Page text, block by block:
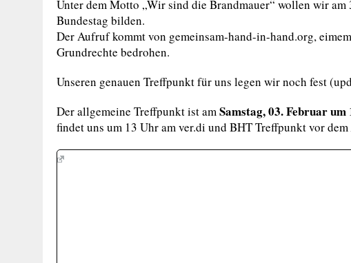
Unter dem Motto „Wir sind die Brandmauer“ wollen wir
Bundestag bilden.
Der Aufruf kommt von gemeinsam-hand-in-hand.org,
Grundrechte bedrohen.
Unseren genauen Treffpunkt für uns legen wir noch fest
Der allgemeine Treffpunkt ist amSamstag, 03. Februar
findet uns um 13 Uhr am ver.di und BHT Treffpunkt vor dem